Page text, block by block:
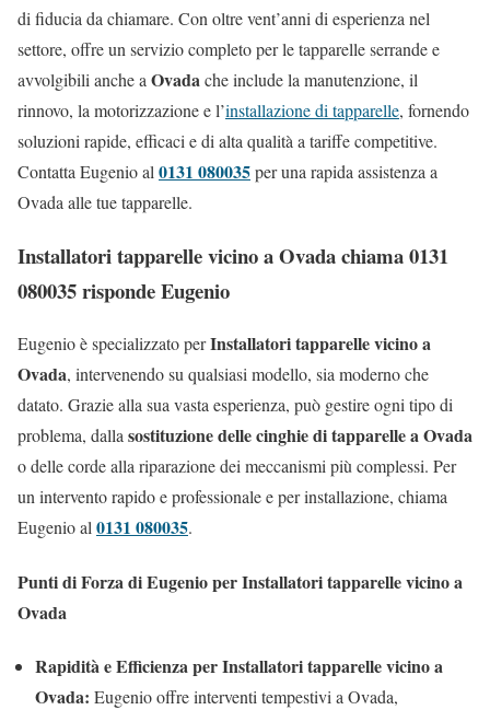
di fiducia da chiamare. Con oltre vent’anni di esperienza nel
settore, offre un servizio completo per le tapparelle serrande e
avvolgibili anche a Ovadache include la manutenzione, il
rinnovo, la motorizzazione e l’installazione di tapparelle, fornendo
soluzioni rapide, efficaci e di alta qualità a tariffe competitive.
Contatta Eugenio al 0131 080035per una rapida assistenza a
Ovada alle tue tapparelle.
Installatori tapparelle vicino a Ovada chiama 0131
080035 risponde Eugenio
Eugenio è specializzato perInstallatori tapparelle vicino a
Ovada, intervenendo su qualsiasi modello, sia moderno che
datato. Grazie alla sua vasta esperienza, può gestire ogni tipo di
problema, dallasostituzione delle cinghie di tapparelle a Ovada
o delle corde alla riparazione dei meccanismi più complessi. Per
un intervento rapido e professionale e per installazione, chiama
Eugenio al0131 080035.
Punti di Forza di Eugenio per Installatori tapparelle vicino a
Ovada
Rapidità e Efficienza per Installatori tapparelle vicino a
Ovada: Eugenio offre interventi tempestivi a Ovada,